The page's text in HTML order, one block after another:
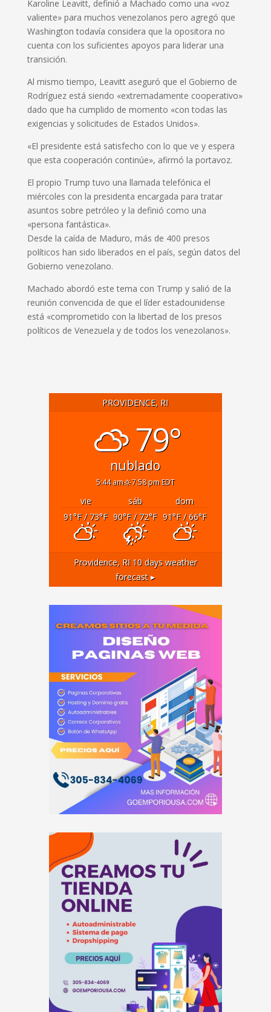
Karoline Leavitt, definió a Machado como una «voz
valiente» para muchos venezolanos pero agregó que
Washington todavía considera que la opositora no
cuenta con los suficientes apoyos para liderar una
transición.
Al mismo tiempo, Leavitt aseguró que el Gobierno de
Rodríguez está siendo «extremadamente cooperativo»
dado que ha cumplido de momento «con todas las
exigencias y solicitudes de Estados Unidos».
«El presidente está satisfecho con lo que ve y espera
que esta cooperación continúe», afirmó la portavoz.
El propio Trump tuvo una llamada telefónica el
miércoles con la presidenta encargada para tratar
asuntos sobre petróleo y la definió como una
«persona fantástica».
Desde la caída de Maduro, más de 400 presos
políticos han sido liberados en el país, según datos del
Gobierno venezolano.
Machado abordó este tema con Trump y salió de la
reunión convencida de que el líder estadounidense
está «comprometido con la libertad de los presos
políticos de Venezuela y de todos los venezolanos».
PROVIDENCE, RI
79°
nublado
5:44 am 7:58 pm EDT
vie sáb
dom
91°F/ 73°F 90°F/ 72°F 91°F/ 66°F
Providence, RI10 days weather
forecast ▸